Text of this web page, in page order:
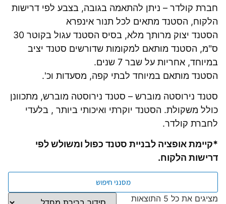
חברת קולדר – ניתן להתאמה בגובה, בצבע לפי דרישות
הלקוח, הסטנד מתאים לכל תנור אינפרא
הסטנד יצוק מרותך מלא, בסיס הסטנד עגול בקוטר 30
ס"מ, הסטנד מותאם למקומות שדורשים סטנד יציב
במיוחד, אחריות על שבר 7 שנים.
הסטנד מותאם במיוחד לבתי קפה, מסעדות וכ'.
סטנד נירוסטה מוברש – סטנד נירוסטה מוברש, מתכוונן
כולל משקולת. הסטנד יוקרתי ואיכותי ביותר , בלעדי
לחברת קולדר.
*קיימת אופציה לבניית סטנד כפול ומשולש לפי
דרישות הלקוח.
מסנני חיפוש
מציגים את כל ⁦5⁩ התוצאות